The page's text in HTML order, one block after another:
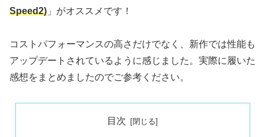
Speed2) 」がオススメです！
コストパフォーマンスの高さだけでなく、新作では性能も
アップデートされているように感じました。実際に履いた
感想をまとめましたのでご参考ください。
目次